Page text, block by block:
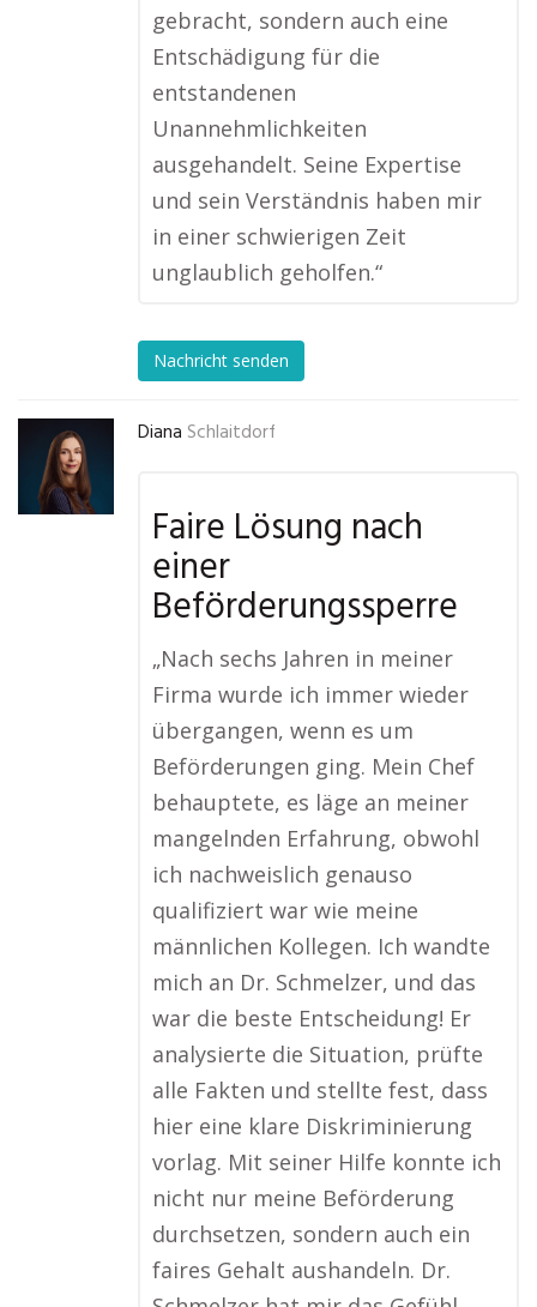
gebracht, sondern auch eine
Entschädigung für die
entstandenen
Unannehmlichkeiten
ausgehandelt. Seine Expertise
und sein Verständnis haben mir
in einer schwierigen Zeit
unglaublich geholfen.“
Nachricht senden
Diana Schlaitdorf
Faire Lösung nach
einer
Beförderungssperre
„Nach sechs Jahren in meiner
Firma wurde ich immer wieder
übergangen, wenn es um
Beförderungen ging. Mein Chef
behauptete, es läge an meiner
mangelnden Erfahrung, obwohl
ich nachweislich genauso
qualifiziert war wie meine
männlichen Kollegen. Ich wandte
mich an Dr. Schmelzer, und das
war die beste Entscheidung! Er
analysierte die Situation, prüfte
alle Fakten und stellte fest, dass
hier eine klare Diskriminierung
vorlag. Mit seiner Hilfe konnte ich
nicht nur meine Beförderung
durchsetzen, sondern auch ein
faires Gehalt aushandeln. Dr.